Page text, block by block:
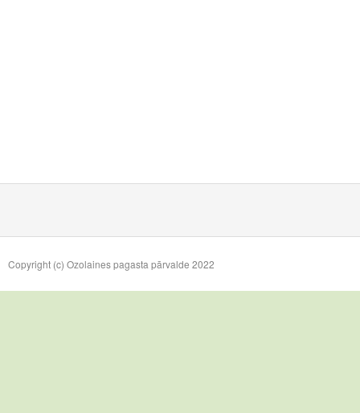
Copyright (c) Ozolaines pagasta pārvalde 2022